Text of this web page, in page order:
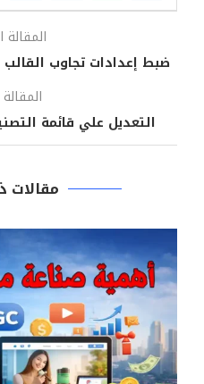
المقالة
ضبط إعدادات تجاوب
المقالة
التعديل علي قائمة
مقالات